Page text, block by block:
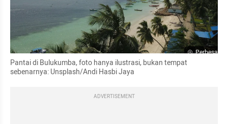
Perbesar
Pantai di Bulukumba, foto hanya ilustrasi, bukan tempat
sebenarnya: Unsplash/Andi Hasbi Jaya
ADVERTISEMENT